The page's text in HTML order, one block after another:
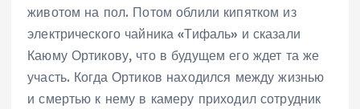
животом на пол. Потом облили кипятком из
электрического чайника «Тифаль» и сказали
Каюму Ортикову, что в будущем его ждет та же
участь. Когда Ортиков находился между жизнью
и смертью к нему в камеру приходил сотрудник